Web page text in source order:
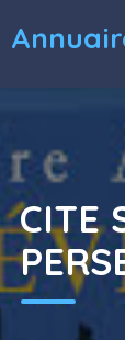
CITE